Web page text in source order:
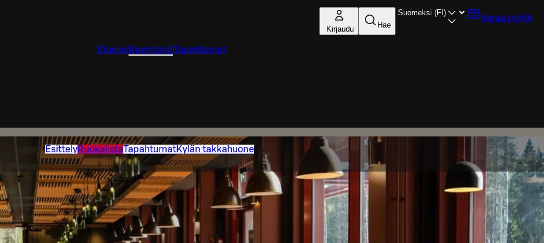
Kirjaudu Hae
Varaa pöytä
Etusivu RavintolatTapahtumat
EsittelyRuokalistaTapahtumatKylän takkahuone